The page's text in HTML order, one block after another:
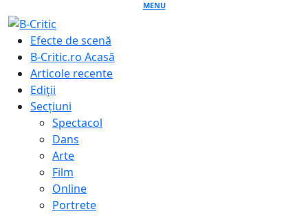
to
content
MENU
Primary
Menu
Efecte de scenă
B-Critic.ro Acasă
Articole recente
Ediții
Secțiuni
Spectacol
Dans
Arte
Film
Online
Portrete